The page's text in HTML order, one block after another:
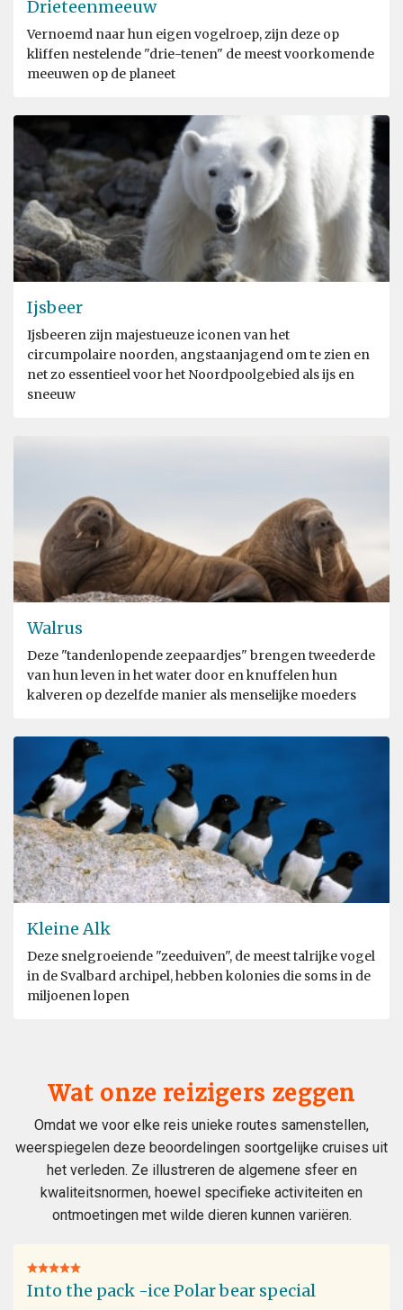
Drieteenmeeuw
Vernoemd naar hun eigen vogelroep, zijn deze op
kliffen nestelende "drie-tenen" de meest voorkomende
meeuwen op de planeet
Ijsbeer
Ijsbeeren zijn majestueuze iconen van het
circumpolaire noorden, angstaanjagend om te zien en
net zo essentieel voor het Noordpoolgebied als ijs en
sneeuw
Walrus
Deze "tandenlopende zeepaardjes" brengen tweederde
van hun leven in het water door en knuffelen hun
kalveren op dezelfde manier als menselijke moeders
Kleine Alk
Deze snelgroeiende "zeeduiven", de meest talrijke vogel
in de Svalbard archipel, hebben kolonies die soms in de
miljoenen lopen
Wat onze reizigers zeggen
Omdat we voor elke reis unieke routes samenstellen,
weerspiegelen deze beoordelingen soortgelijke cruises uit
het verleden. Ze illustreren de algemene sfeer en
kwaliteitsnormen, hoewel specifieke activiteiten en
ontmoetingen met wilde dieren kunnen variëren.
Into the pack -ice Polar bear special